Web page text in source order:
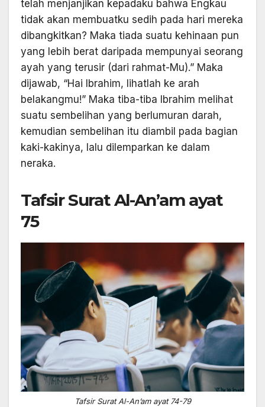
telah menjanjikan kepadaku bahwa Engkau
tidak akan membuatku sedih pada hari mereka
dibangkitkan? Maka tiada suatu kehinaan pun
yang lebih berat daripada mempunyai seorang
ayah yang terusir (dari rahmat-Mu).” Maka
dijawab, “Hai Ibrahim, lihatlah ke arah
belakangmu!” Maka tiba-tiba Ibrahim melihat
suatu sembelihan yang berlumuran darah,
kemudian sembelihan itu diambil pada bagian
kaki-kakinya, lalu dilemparkan ke dalam
neraka.
Tafsir Surat Al-An’am ayat
75
Tafsir Surat Al-An’am ayat 74-79